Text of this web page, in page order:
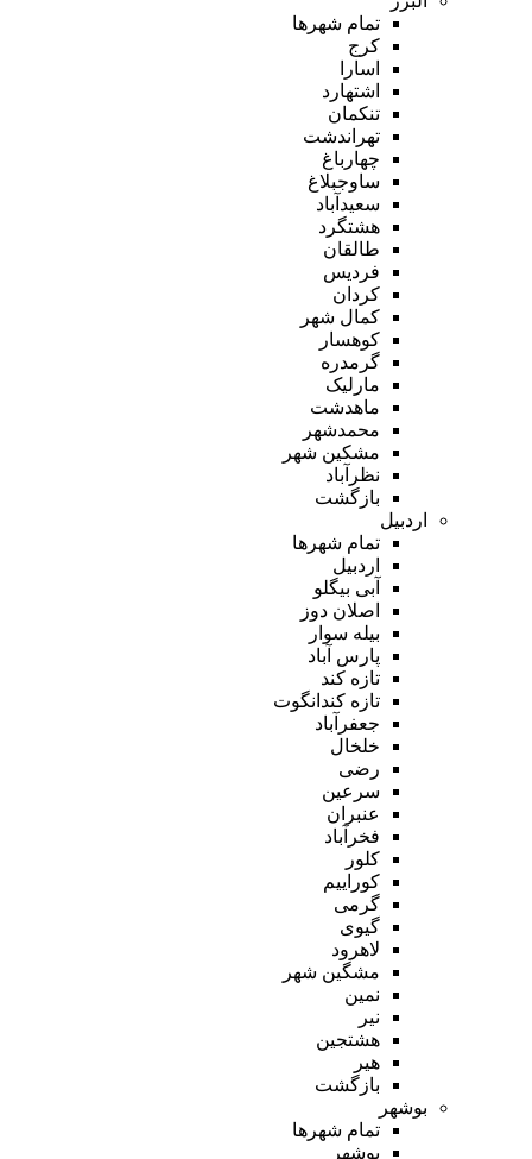
تمام شهر‌ها
کرج
اسارا
اشتهارد
تنکمان
تهراندشت
چهارباغ
ساوجبلاغ
سعیدآباد
هشتگرد
طالقان
فردیس
کردان
کمال شهر
کوهسار
گرمدره
مارلیک
ماهدشت
محمدشهر
مشکین شهر
نظرآباد
بازگشت
اردبیل
تمام شهر‌ها
اردبیل
آبی بیگلو
اصلان دوز
بیله سوار
پارس آباد
تازه کند
تازه کندانگوت
جعفرآباد
خلخال
رضی
سرعین
عنبران
فخرآباد
کلور
کوراییم
گرمی
گیوی
لاهرود
مشگین شهر
نمین
نیر
هشتجین
هیر
بازگشت
بوشهر
تمام شهر‌ها
بوشهر